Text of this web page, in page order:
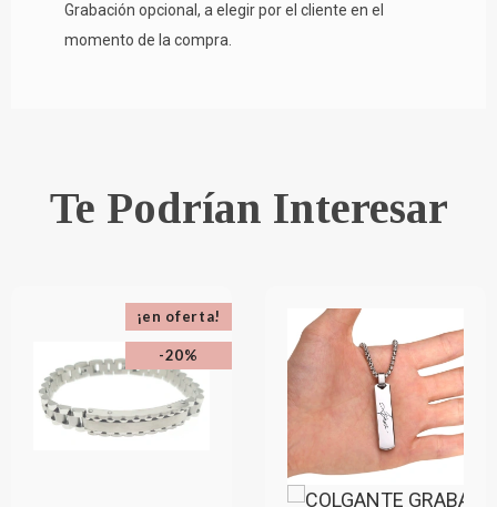
Grabación opcional, a elegir por el cliente en el
momento de la compra.
Te Podrían Interesar
¡en oferta!
-20%